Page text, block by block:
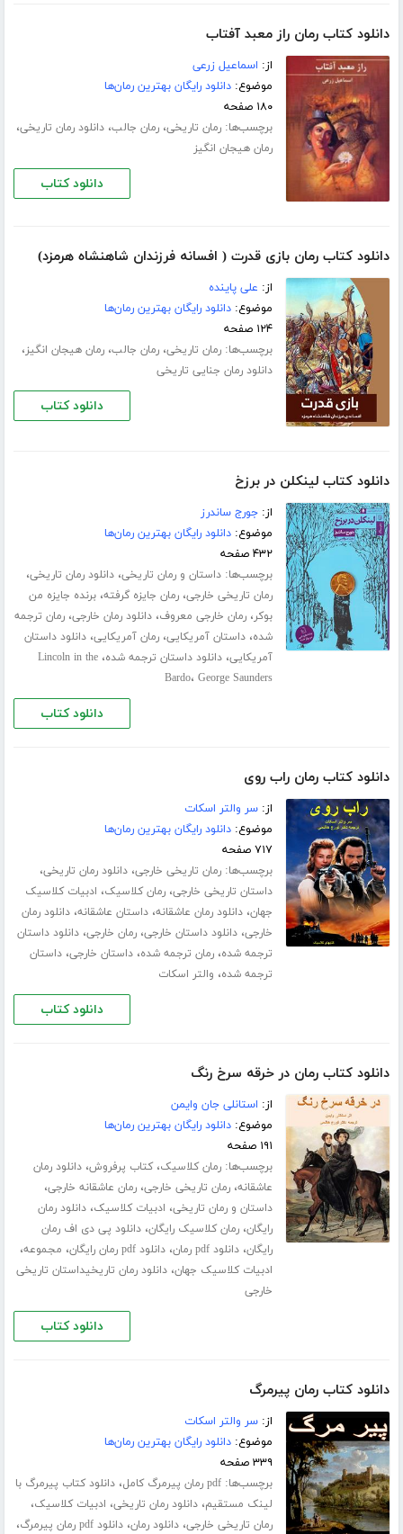
دانلود کتاب رمان راز معبد آفتاب
از: اسماعیل زرعی
موضوع:دانلود رایگان بهترین رمان‌ها
۱۸۰ صفحه
برچسب‌ها:رمان تاریخی،رمان جالب،دانلود رمان تاریخی،
رمان هیجان انگیز
دانلود کتاب
دانلود کتاب رمان بازی قدرت ( افسانه فرزندان شاهنشاه هرمزد)
از: علی پاینده
موضوع:دانلود رایگان بهترین رمان‌ها
۱۲۴ صفحه
برچسب‌ها:رمان تاریخی،رمان جالب،رمان هیجان انگیز،
دانلود رمان جنایی تاریخی
دانلود کتاب
دانلود کتاب لینکلن در برزخ
از:جورج ساندرز
موضوع:دانلود رایگان بهترین رمان‌ها
۴۳۲ صفحه
برچسب‌ها:داستان و رمان تاریخی،دانلود رمان تاریخی،
رمان تاریخی خارجی،رمان جایزه گرفته،برنده جایزه من
بوکر،رمان خارجی معروف،دانلود رمان خارجی،رمان ترجمه
شده،داستان آمریکایی،رمان آمریکایی،دانلود داستان
آمریکایی،دانلود داستان ترجمه شده،Lincoln in the
Bardo، George Saunders
دانلود کتاب
دانلود کتاب رمان راب روی
از:سر والتر اسکات
موضوع:دانلود رایگان بهترین رمان‌ها
۷۱۷ صفحه
برچسب‌ها:رمان تاریخی خارجی،دانلود رمان تاریخی،
داستان تاریخی خارجی،رمان کلاسیک، ادبیات کلاسیک
جهان،دانلود رمان عاشقانه،داستان عاشقانه،دانلود رمان
خارجی،دانلود داستان خارجی،رمان خارجی،دانلود داستان
ترجمه شده،رمان ترجمه شده،داستان خارجی،داستان
ترجمه شده، والتر اسکات
دانلود کتاب
دانلود کتاب رمان در خرقه سرخ رنگ
از: استانلی جان وایمن
موضوع:دانلود رایگان بهترین رمان‌ها
۱۹۱ صفحه
برچسب‌ها:رمان کلاسیک،کتاب پرفروش،دانلود رمان
عاشقانه،رمان تاریخی خارجی،رمان عاشقانه خارجی،
داستان و رمان تاریخی، ادبیات کلاسیک،دانلود رمان
رایگان،رمان کلاسیک رایگان،دانلود پی دی اف رمان
رایگان،دانلود pdf رمان ،دانلود pdf رمان رایگان ، مجموعه،
ادبیات کلاسیک جهان،دانلود رمان تاریخیداستان تاریخی
خارجی
دانلود کتاب
دانلود کتاب رمان پیرمرگ
از:سر والتر اسکات
موضوع:دانلود رایگان بهترین رمان‌ها
۳۳۹ صفحه
برچسب‌ها:pdf رمان پیرمرگ کامل ،دانلود کتاب پیرمرگ با
لینک مستقیم،دانلود رمان تاریخی، ادبیات کلاسیک،
رمان تاریخی خارجی،دانلود رمان،دانلود pdf رمان پیرمرگ ،